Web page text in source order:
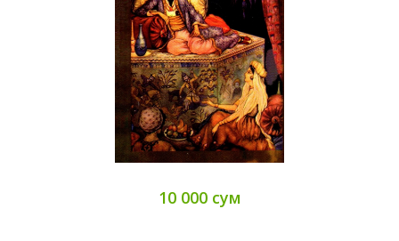
10 000 сум